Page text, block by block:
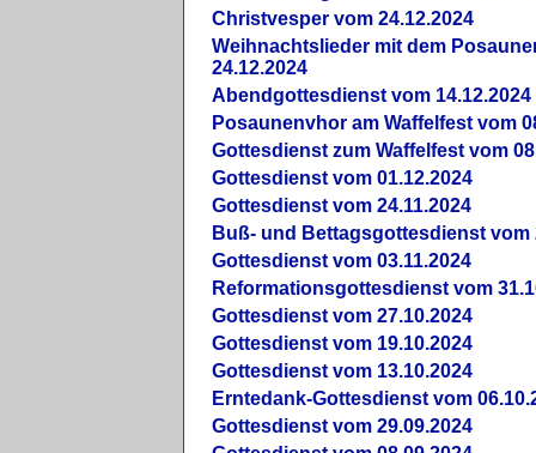
Christvesper vom 24.12.2024
Weihnachtslieder mit dem
24.12.2024
Abendgottesdienst vom 14.12.2024
Posaunenvhor am Waffelfest vom
Gottesdienst zum Waffelfest vom
Gottesdienst vom 01.12.2024
Gottesdienst vom 24.11.2024
Buß- und Bettagsgottesdienst vom
Gottesdienst vom 03.11.2024
Reformationsgottesdienst vom
Gottesdienst vom 27.10.2024
Gottesdienst vom 19.10.2024
Gottesdienst vom 13.10.2024
Erntedank-Gottesdienst vom
Gottesdienst vom 29.09.2024